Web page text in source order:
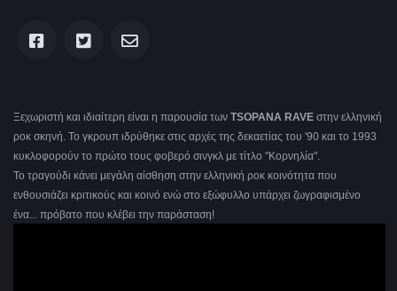
Ξεχωριστή και ιδιαίτερη είναι η παρουσία των TSOPANA RAVE στην ελληνική
ροκ σκηνή. Το γκρουπ ιδρύθηκε στις αρχές της δεκαετίας του '90 και το 1993
κυκλοφορούν το πρώτο τους φοβερό σινγκλ με τίτλο "Κορνηλία".
Το τραγούδι κάνει μεγάλη αίσθηση στην ελληνική ροκ κοινότητα που
ενθουσιάζει κριτικούς και κοινό ενώ στο εξώφυλλο υπάρχει ζωγραφισμένο
ένα... πρόβατο που κλέβει την παράσταση!